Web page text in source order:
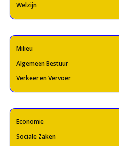
Welzijn
Milieu
Algemeen Bestuur
Verkeer en Vervoer
Economie
Sociale Zaken